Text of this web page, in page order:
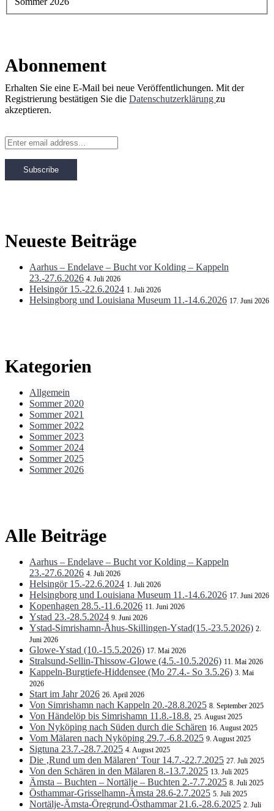
Abonnement
Erhalten Sie eine E-Mail bei neue Veröffentlichungen. Mit der
Registrierung bestätigen Sie die Datenschutzerklärung zu
akzeptieren.
Neueste Beiträge
Aarhus – Endelave – Bucht vor Kolding – Kappeln
23.-27.6.2026 4. Juli 2026
Helsingör 15.-22.6.2024 1. Juli 2026
Helsingborg und Louisiana Museum 11.-14.6.2026 17. Juni 2026
Kategorien
Allgemein
Sommer 2020
Sommer 2021
Sommer 2022
Sommer 2023
Sommer 2024
Sommer 2025
Sommer 2026
Alle Beiträge
Aarhus – Endelave – Bucht vor Kolding – Kappeln
23.-27.6.2026 4. Juli 2026
Helsingör 15.-22.6.2024 1. Juli 2026
Helsingborg und Louisiana Museum 11.-14.6.2026 17. Juni 2026
Kopenhagen 28.5.-11.6.2026 11. Juni 2026
Ystad 23.-28.5.2024 9. Juni 2026
Ystad-Simrishamn-Åhus-Skillingen-Ystad(15.-23.5.2026) 2.
Juni 2026
Glowe-Ystad (10.-15.5.2026) 17. Mai 2026
Stralsund-Sellin-Thissow-Glowe (4.5.-10.5.2026) 11. Mai 2026
Kappeln-Burgtiefe-Hiddensee (Mo 27.4.- So 3.5.26) 3. Mai
2026
Start im Jahr 2026 26. April 2026
Von Simrishamn nach Kappeln 20.-28.8.2025 8. September 2025
Von Händelöp bis Simrishamn 11.8.-18.8. 25. August 2025
Von Nyköping nach Süden durch die Schären 16. August 2025
Vom Mälaren nach Nyköping 29.7.-6.8.2025 9. August 2025
Sigtuna 23.7.-28.7.2025 4. August 2025
Die ‚Rund um den Mälaren‘ Tour 14.7.-22.7.2025 27. Juli 2025
Von den Schären in den Mälaren 8.-13.7.2025 13. Juli 2025
Ämsta – Buchten – Nortälje – Buchten 2.-7.7.2025 8. Juli 2025
Östhammar-Grisselhamn-Ämsta 28.6-2.7.2025 5. Juli 2025
Nortälje-Ämsta-Öregrund-Östhammar 21.6.-28.6.2025 2. Juli